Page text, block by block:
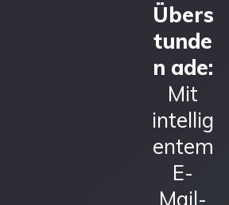
Übers
tunde
n ade:
Mit
intellig
entem
E-
Mail-